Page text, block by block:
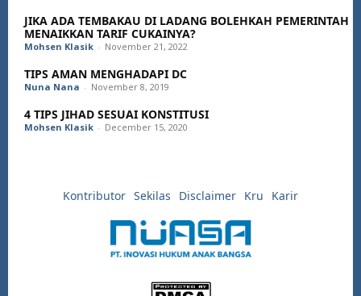
JIKA ADA TEMBAKAU DI LADANG BOLEHKAH PEMERINTAH
MENAIKKAN TARIF CUKAINYA?
Mohsen Klasik - November 21, 2022
TIPS AMAN MENGHADAPI DC
Nuna Nana - November 8, 2019
4 TIPS JIHAD SESUAI KONSTITUSI
Mohsen Klasik - December 15, 2020
Kontributor Sekilas Disclaimer Kru Karir